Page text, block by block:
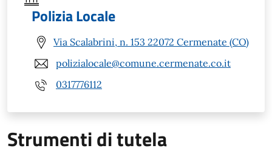
Polizia Locale
Via Scalabrini, n. 153 22072 Cermenate (CO)
polizialocale@comune.cermenate.co.it
0317776112
Strumenti di tutela